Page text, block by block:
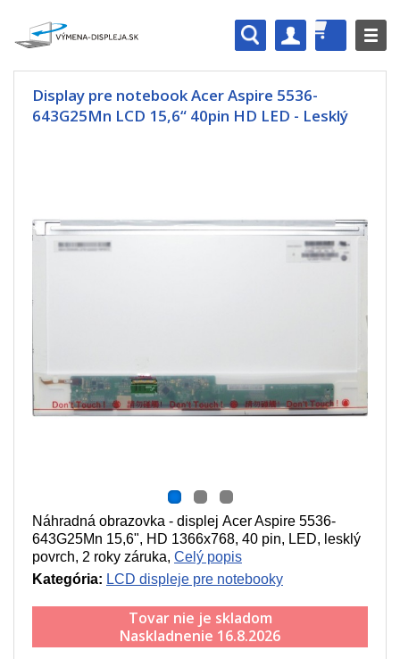
Display pre notebook Acer Aspire 5536-
643G25Mn LCD 15,6“ 40pin HD LED - Lesklý
Náhradná obrazovka - displej Acer Aspire 5536-
643G25Mn 15,6", HD 1366x768, 40 pin, LED, lesklý
povrch, 2 roky záruka, Celý popis
Kategória: LCD displeje pre notebooky
Tovar nie je skladom
Naskladnenie 16.8.2026